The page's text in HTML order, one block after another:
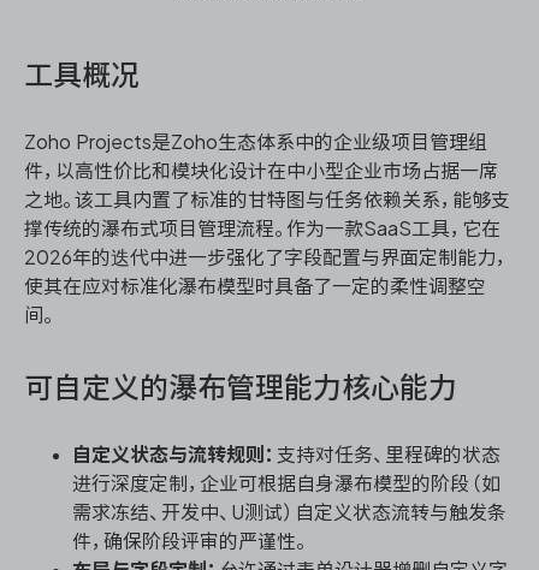
工具概况
Zoho Projects是Zoho生态体系中的企业级项目管理组
件，以高性价比和模块化设计在中小型企业市场占据一席
之地。该工具内置了标准的甘特图与任务依赖关系，能够支
撑传统的瀑布式项目管理流程。作为一款SaaS工具，它在
2026年的迭代中进一步强化了字段配置与界面定制能力，
使其在应对标准化瀑布模型时具备了一定的柔性调整空
间。
可自定义的瀑布管理能力核心能力
自定义状态与流转规则： 支持对任务、里程碑的状态
进行深度定制，企业可根据自身瀑布模型的阶段（如
需求冻结、开发中、U测试）自定义状态流转与触发条
件，确保阶段评审的严谨性。